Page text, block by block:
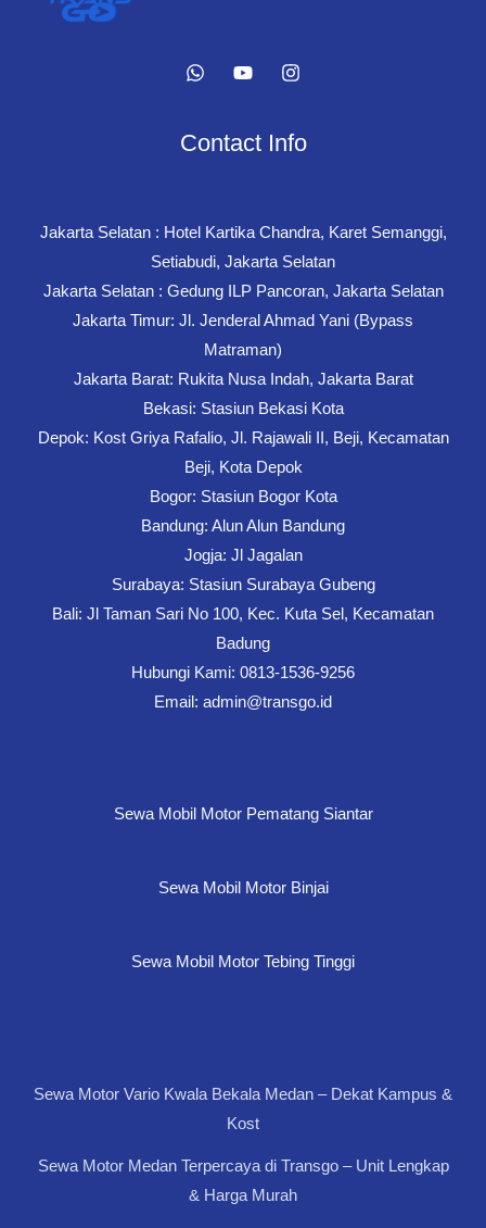
Contact Info
Jakarta Selatan : Hotel Kartika Chandra, Karet Semanggi,
Setiabudi, Jakarta Selatan
Jakarta Selatan : Gedung ILP Pancoran, Jakarta Selatan
Jakarta Timur: Jl. Jenderal Ahmad Yani (Bypass
Matraman)
Jakarta Barat: Rukita Nusa Indah, Jakarta Barat
Bekasi: Stasiun Bekasi Kota
Depok: Kost Griya Rafalio, Jl. Rajawali II, Beji, Kecamatan
Beji, Kota Depok
Bogor: Stasiun Bogor Kota
Bandung: Alun Alun Bandung
Jogja: Jl Jagalan
Surabaya: Stasiun Surabaya Gubeng
Bali: Jl Taman Sari No 100, Kec. Kuta Sel, Kecamatan
Badung
Hubungi Kami: 0813-1536-9256
Email: admin@transgo.id
Sewa Mobil Motor Pematang Siantar
Sewa Mobil Motor Binjai
Sewa Mobil Motor Tebing Tinggi
Sewa Motor Vario Kwala Bekala Medan – Dekat Kampus &
Kost
Sewa Motor Medan Terpercaya di Transgo – Unit Lengkap
& Harga Murah